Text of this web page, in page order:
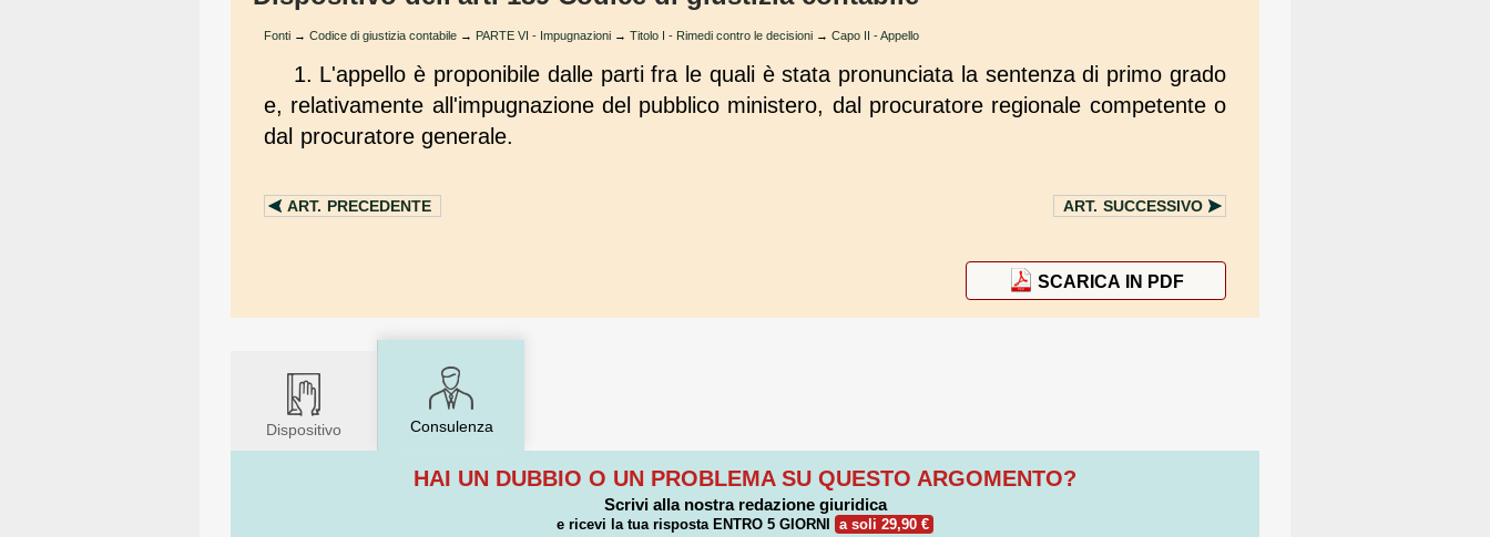
Fonti → Codice di giustizia contabile → PARTE VI - Impugnazioni → Titolo I - Rimedi contro le decisioni → Capo II - Appello
1. L'appello è proponibile dalle parti fra le quali è stata pronunciata la sentenza di primo grado
e, relativamente all'impugnazione del pubblico ministero, dal procuratore regionale competente o
dal procuratore generale.
ART. PRECEDENTE ART. SUCCESSIVO
SCARICA IN PDF
Dispositivo Consulenza
HAI UN DUBBIO O UN PROBLEMA SU QUESTO ARGOMENTO?
Scrivi alla nostra redazione giuridica
e ricevi la tua risposta ENTRO 5 GIORNI a soli 29,90 €